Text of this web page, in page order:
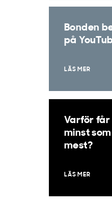
Bonden
på
LÄS MER
Varför får
minst
mest?
LÄS MER